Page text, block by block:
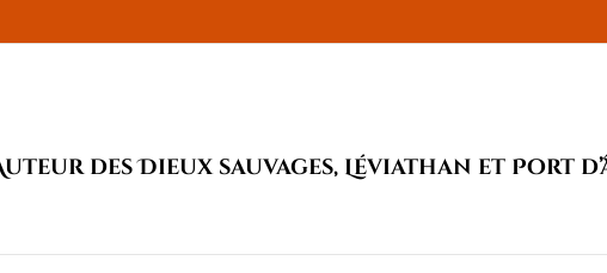
des Dieux sauvages, Léviathan et Port